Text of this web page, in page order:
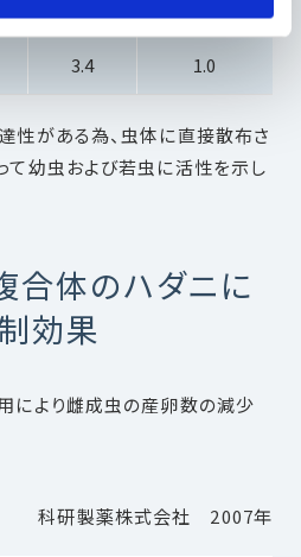
3.4 1.0
性がある為、虫体に直接散布さ
て幼虫および若虫に活性を示し
合体のハダニに
効果
により雌成虫の産卵数の減少
科研製薬株式会社 2007年